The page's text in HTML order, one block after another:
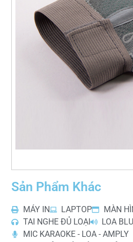
Sản Phẩm Khác
MÁY IN LAPTOP
MÀN
TAI NGHE ĐỦ LOẠI
LOA
MIC KARAOKE - LOA - AMPLY